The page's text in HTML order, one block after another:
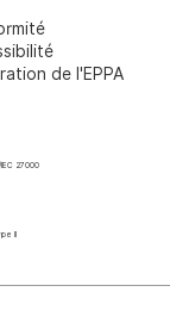
de l'EPPA
27000
II